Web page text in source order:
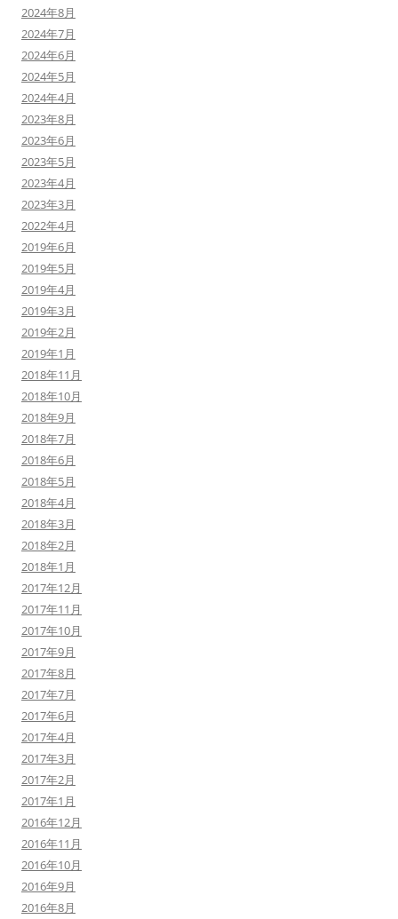
2024年8月
2024年7月
2024年6月
2024年5月
2024年4月
2023年8月
2023年6月
2023年5月
2023年4月
2023年3月
2022年4月
2019年6月
2019年5月
2019年4月
2019年3月
2019年2月
2019年1月
2018年11月
2018年10月
2018年9月
2018年7月
2018年6月
2018年5月
2018年4月
2018年3月
2018年2月
2018年1月
2017年12月
2017年11月
2017年10月
2017年9月
2017年8月
2017年7月
2017年6月
2017年4月
2017年3月
2017年2月
2017年1月
2016年12月
2016年11月
2016年10月
2016年9月
2016年8月